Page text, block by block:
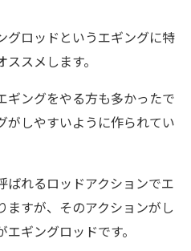
グロッドというエギングに特
スメします。
ギングをやる方も多かったで
がしやすいように作られてい
ばれるロッドアクションでエ
ますが、そのアクションがし
ギングロッドです。